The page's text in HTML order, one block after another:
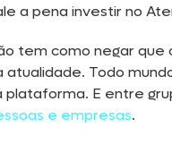
a pena investir no
tem como negar que
atualidade. Todo
plataforma. E entre
e empresas.